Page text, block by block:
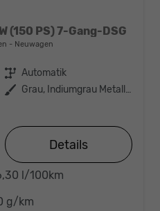
(150 PS) 7-Gang-DSG
Neuwagen
Getriebe Automatik
Außenfarbe
Grau, Indiumgrau Metallic (X3)
Details
l/100km
g/km